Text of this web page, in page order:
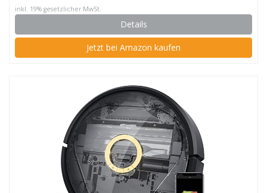
inkl. 19% gesetzlicher MwSt.
Details
Jetzt bei Amazon kaufen